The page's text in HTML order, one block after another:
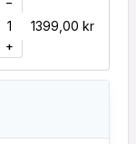
+
1399,00kr